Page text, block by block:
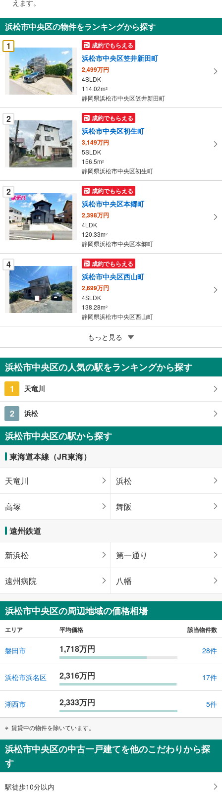
知
を
受
け
取
る
・
条
件
を
マ
イ
ペ
ー
に
保
存
す
る
えます。
浜松市中央区の物件をランキングから探す
1
成約でもらえる
浜松市中央区笠井新田町
2,499万円
4SLDK
114.02m2
静岡県浜松市中央区笠井新田町
2 成約でもらえる
浜松市中央区初生町
3,149万円
5SLDK
156.5m2
静岡県浜松市中央区初生町
2 成約でもらえる
浜松市中央区本郷町
2,398万円
4LDK
120.33m2
静岡県浜松市中央区本郷町
4 成約でもらえる
浜松市中央区西山町
2,699万円
4SLDK
138.28m2
静岡県浜松市中央区西山町
成約でもらえる
浜松市中央区下池川町
3,299万円
5SLDK
もっと見る
浜松市中央区の人気の駅をランキングから探す
1 天竜川
2 浜松
浜松市中央区の駅から探す
東海道本線（JR東海）
天竜川 浜松
高塚 舞阪
遠州鉄道
新浜松 第一通り
遠州病院 八幡
浜松市中央区の周辺地域の価格相場
エリア 平均価格 該当物件数
磐田市 1,718万円 28件
浜松市浜名区 2,316万円 17件
湖西市 2,333万円 5件
賃貸中の物件を除いています。
浜松市中央区の中古一戸建てを他のこだわりから探
す
駅徒歩10分以内